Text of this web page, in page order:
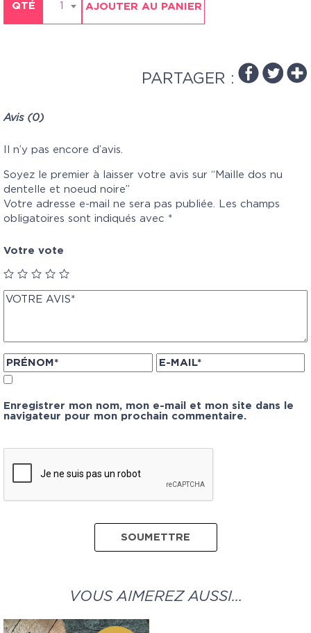
QTÉ 1 AJOUTER AU PANIER
PARTAGER :
Avis (0)
Il n’y pas encore d’avis.
Soyez le premier à laisser votre avis sur “Maille dos nu
dentelle et noeud noire”
Votre adresse e-mail ne sera pas publiée.
Les champs
obligatoires sont indiqués avec *
Votre vote
Enregistrer mon nom, mon e-mail et mon site dans le
navigateur pour mon prochain commentaire.
VOUS AIMEREZ AUSSI…